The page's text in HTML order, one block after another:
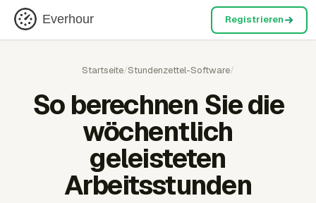
Everhour Registrieren
Startseite/Stundenzettel-Software/
So berechnen Sie die
wöchentlich
geleisteten
Arbeitsstunden